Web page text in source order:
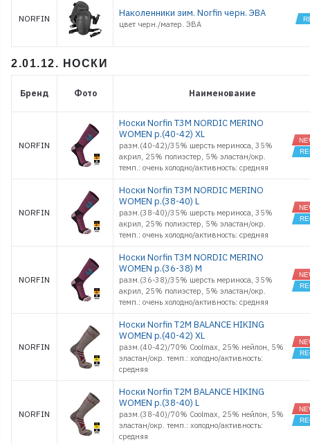
NORFIN Наколенники зим. Norfin черн. ЭВА
цвет черн./матер. ЭВА
2.01.12. НОСКИ
Бренд Фото Наименование
NORFIN
Носки Norfin T3M NORDIC MERINO
WOMEN р.(40-42) XL
разм.(40-42)/35% шерсть мериноса, 35%
акрил, 25% полиэстер, 5% эластан/окр.
темп.: очень холодно/активность: средняя
NORFIN
Носки Norfin T3M NORDIC MERINO
WOMEN р.(38-40) L
разм.(38-40)/35% шерсть мериноса, 35%
акрил, 25% полиэстер, 5% эластан/окр.
темп.: очень холодно/активность: средняя
NORFIN
Носки Norfin T3M NORDIC MERINO
WOMEN р.(36-38) M
разм.(36-38)/35% шерсть мериноса, 35%
акрил, 25% полиэстер, 5% эластан/окр.
темп.: очень холодно/активность: средняя
NORFIN
Носки Norfin T2M BALANCE HIKING
WOMEN р.(40-42) XL
разм.(40-42)/70% Coolmax, 25% нейлон, 5%
эластан/окр. темп.: холодно/активность:
средняя
NORFIN
Носки Norfin T2M BALANCE HIKING
WOMEN р.(38-40) L
разм.(38-40)/70% Coolmax, 25% нейлон, 5%
эластан/окр. темп.: холодно/активность:
средняя